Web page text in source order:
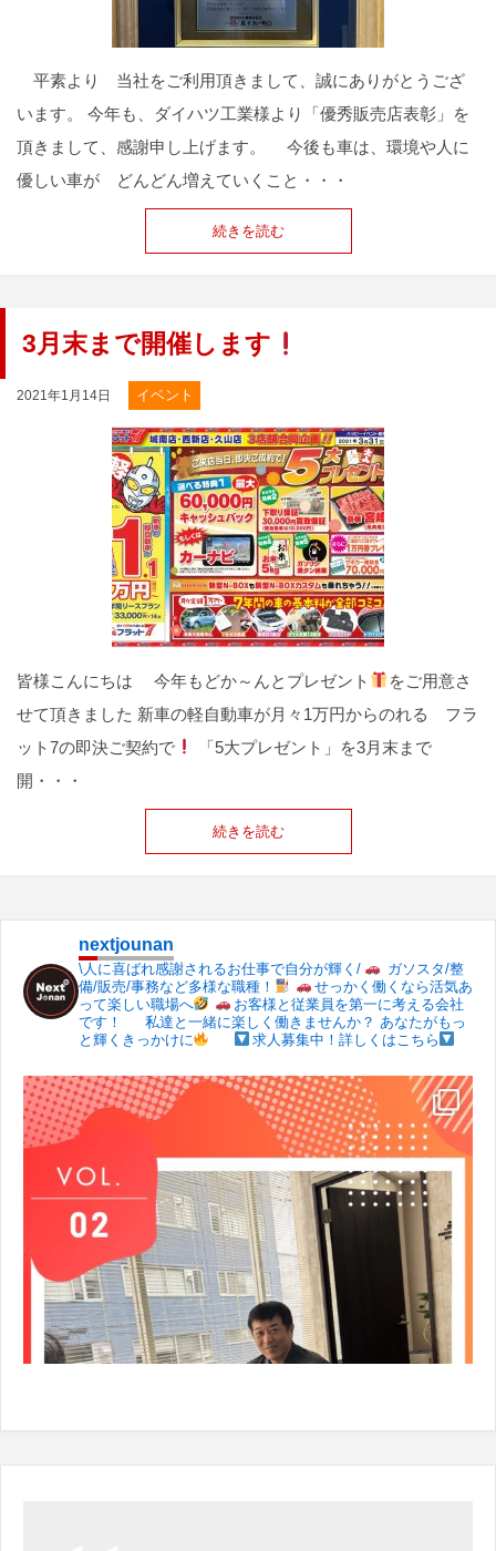
平素より 当社をご利用頂きまして、誠にありがとうござ
います。 今年も、ダイハツ工業様より「優秀販売店表彰」を
頂きまして、感謝申し上げます。 今後も車は、環境や人に
優しい車が どんどん増えていくこと・・・
続きを読む
3月末まで開催します
2021年1月14日 イベント
皆様こんにちは 今年もどか～んとプレゼント
をご用意さ
せて頂きました 新車の軽自動車が月々1万円からのれる フラ
ット7の即決ご契約で
「5大プレゼント」を3月末まで
開・・・
続きを読む
nextjounan
\人に喜ばれ感謝されるお仕事で自分が輝く/
ガソスタ/整
備/販売/事務など多様な職種！
せっかく働くなら活気あ
って楽しい職場へ
お客様と従業員を第一に考える会社
です！
私達と一緒に楽しく働きませんか？ あなたがもっ
と輝くきっかけに
求人募集中！詳しくはこちら